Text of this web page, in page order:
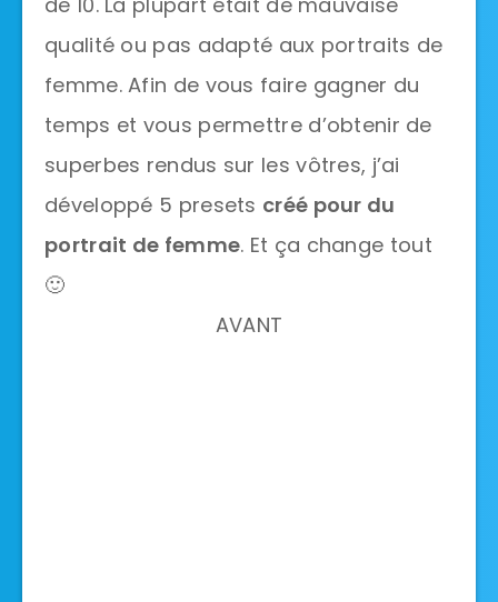
qualité ou pas adapté aux portraits de
femme. Afin de vous faire gagner du
temps et vous permettre d’obtenir de
superbes rendus sur les vôtres, j’ai
développé 5 presets créé pour du
portrait de femme. Et ça change tout
🙂
AVANT